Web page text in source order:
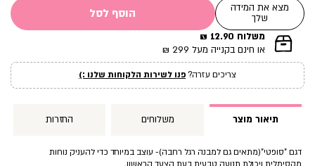
מצא את המידה
שלך
הוסף לסל
|
תומך
עמוד
מוצר
משלוח 12.90 ₪
או חינם בקנייה מעל 299 ₪
צריכים עזרה?פנו לשירות הלקוחות שלנו :)
תיאור מוצר משלוחים החזרות
דגם ”סופטי”(מתאים גם למבנה רגל רחבה)- עוצב במיוחד כדי להעניק נוחות